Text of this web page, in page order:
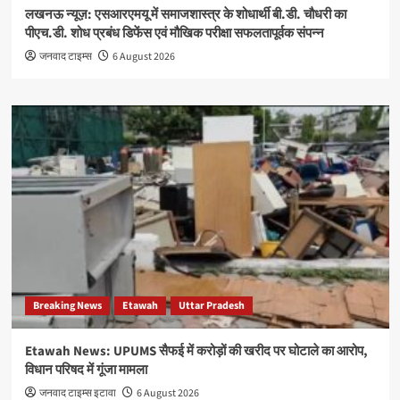
लखनऊ न्यूज़: एसआरएमयू में समाजशास्त्र के शोधार्थी बी.डी. चौधरी का
पीएच.डी. शोध प्रबंध डिफेंस एवं मौखिक परीक्षा सफलतापूर्वक संपन्न
जनवाद टाइम्स 6 August 2026
Breaking News Etawah Uttar Pradesh
Etawah News: UPUMS सैफई में करोड़ों की खरीद पर घोटाले का आरोप,
विधान परिषद में गूंजा मामला
जनवाद टाइम्स इटावा 6 August 2026